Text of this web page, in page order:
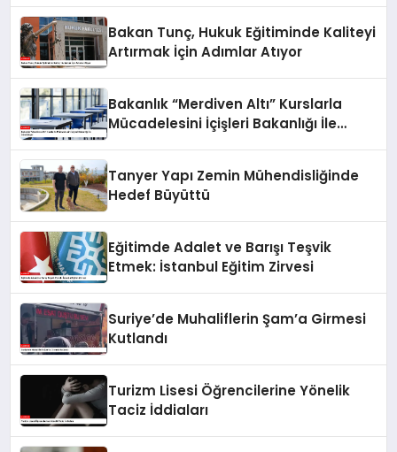
Bakan Tunç, Hukuk Eğitiminde Kaliteyi
Artırmak İçin Adımlar Atıyor
Bakanlık “Merdiven Altı” Kurslarla
Mücadelesini İçişleri Bakanlığı İle
Tanyer Yapı Zemin Mühendisliğinde
Hedef Büyüttü
Eğitimde Adalet ve Barışı Teşvik
Etmek: İstanbul Eğitim Zirvesi
Suriye’de Muhaliflerin Şam’a Girmesi
Kutlandı
Turizm Lisesi Öğrencilerine Yönelik
Taciz İddiaları